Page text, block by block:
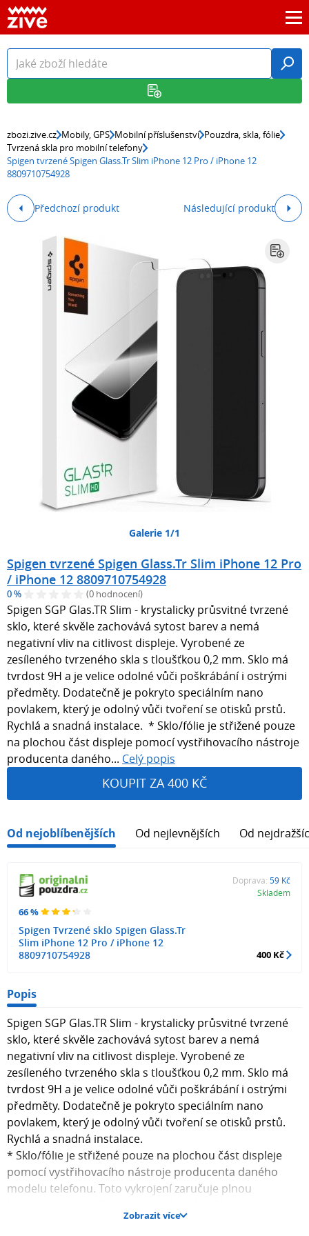
zbozi.zive.cz Mobily, GPS Mobilní příslušenství Pouzdra, skla, fólie
Tvrzená skla pro mobilní telefony
Spigen tvrzené Spigen Glass.Tr Slim iPhone 12 Pro / iPhone 12
8809710754928
Předchozí produkt Následující produkt
Galerie 1/1
Spigen tvrzené Spigen Glass.Tr Slim iPhone 12 Pro
/ iPhone 12 8809710754928
0 % (0 hodnocení)
Spigen SGP Glas.TR Slim - krystalicky průsvitné tvrzené
sklo, které skvěle zachovává sytost barev a nemá
negativní vliv na citlivost displeje. Vyrobené ze
zesíleného tvrzeného skla s tloušťkou 0,2 mm. Sklo má
tvrdost 9H a je velice odolné vůči poškrábání i ostrými
předměty. Dodatečně je pokryto speciálním nano
povlakem, který je odolný vůči tvoření se otisků prstů.
Rychlá a snadná instalace. * Sklo/fólie je střižené pouze
na plochou část displeje pomocí vystřihovacího nástroje
producenta daného... Celý popis
KOUPIT ZA 400 KČ
Od nejoblíbenějších Od nejlevnějších Od
66 %
Spigen Tvrzené sklo Spigen Glass.Tr
Slim iPhone 12 Pro / iPhone 12
8809710754928
Doprava: 59 Kč
Skladem
400 Kč
Popis
Spigen SGP Glas.TR Slim - krystalicky průsvitné tvrzené
sklo, které skvěle zachovává sytost barev a nemá
negativní vliv na citlivost displeje. Vyrobené ze
zesíleného tvrzeného skla s tloušťkou 0,2 mm. Sklo má
tvrdost 9H a je velice odolné vůči poškrábání i ostrými
předměty. Dodatečně je pokryto speciálním nano
povlakem, který je odolný vůči tvoření se otisků prstů.
Rychlá a snadná instalace.
* Sklo/fólie je střižené pouze na plochou část displeje
pomocí vystřihovacího nástroje producenta daného
modelu telefonu. Toto vykrojení zaručuje plnou
** S ohledem na různorodé frézování okrajů displeje se
Zobrazit více